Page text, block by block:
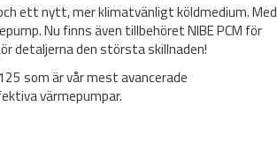
ett nytt, mer klimatvänligt köldmedium. Med
Nu finns även tillbehöret NIBE PCM för
detaljerna den största skillnaden!
som är vår mest avancerade
värmepumpar.